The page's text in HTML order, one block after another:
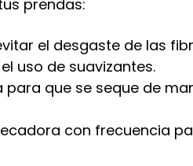
prendas:
el desgaste de las
uso de suavizantes.
que se seque de
con frecuencia